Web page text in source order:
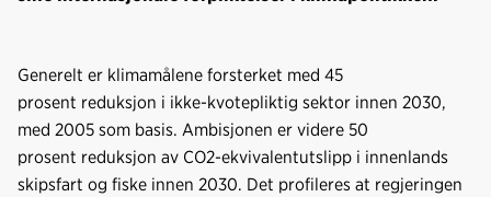
Generelt er klimamålene forsterket med 45
prosent reduksjon i ikke-kvotepliktig sektor innen 2030,
med 2005 som basis. Ambisjonen er videre 50
prosent reduksjon av CO2-ekvivalentutslipp i innenlands
skipsfart og fiske innen 2030. Det profileres at regjeringen